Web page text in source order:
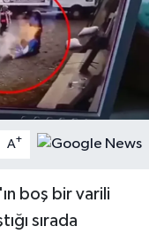
A+
boş bir varili
sırada